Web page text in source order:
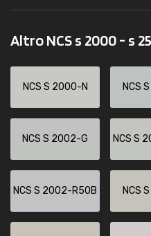
Altro NCS s 2000 - s
NCS S 2000-N NCS
NCS S 2002-G NCS S
NCS S 2002-R50B NCS